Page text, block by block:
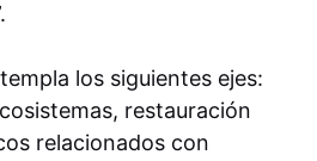
los siguientes ejes:
restauración
relacionados con